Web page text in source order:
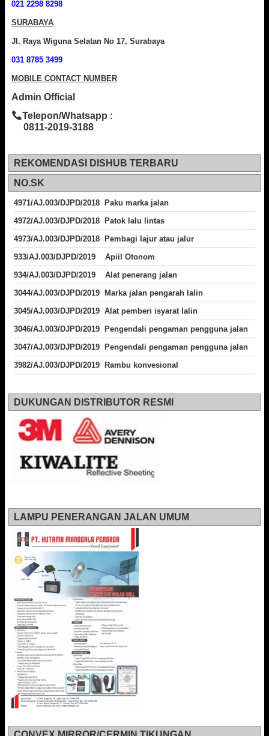
021 2298 8298
SURABAYA
Jl. Raya Wiguna Selatan No 17, Surabaya
031 8785 3499
MOBILE CONTACT NUMBER
Admin Official
Telepon/Whatsapp :
0811-2019-3188
REKOMENDASI DISHUB TERBARU
NO.SK
4971/AJ.003/DJPD/2018 Paku marka jalan
4972/AJ.003/DJPD/2018 Patok lalu lintas
4973/AJ.003/DJPD/2018
Pembagi lajur atau jalur
933/AJ.003/DJPD/2019 Apiil Otonom
934/AJ.003/DJPD/2019 Alat penerang jalan
3044/AJ.003/DJPD/2019 Marka jalan pengarah lalin
3045/AJ.003/DJPD/2019 Alat pemberi isyarat lalin
3046/AJ.003/DJPD/2019 Pengendali pengaman pengguna jalan
3047/AJ.003/DJPD/2019 Pengendali pengaman pengguna jalan
3982/AJ.003/DJPD/2019 Rambu konvesional
DUKUNGAN DISTRIBUTOR RESMI
LAMPU PENERANGAN JALAN UMUM